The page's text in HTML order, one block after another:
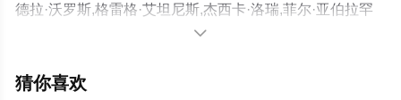
德拉·沃罗斯,格雷格·艾坦尼斯,杰西卡·洛瑞,菲尔·亚伯拉罕
导演执导，凯利·蕾莉,科尔·豪瑟,艾德·哈里斯,安妮特·贝宁,
门查卡,娜塔莉·阿琳·林德,约翰·W·希思,爱默生·米勒,凯·卡斯

猜你喜欢